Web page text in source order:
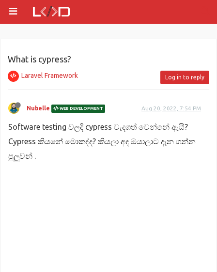
What is cypress?
Laravel Framework Log in to reply
Nubelle WEB DEVELOPMENT Aug 20, 2022, 7:54 PM
Software testing වලදි cypress වැදගත් වෙන්නේ ඇයි?
Cypress කියනේ මොකද්ද? කියලා අද ඔයාලාට දැන ගන්න
පුලුවන් .